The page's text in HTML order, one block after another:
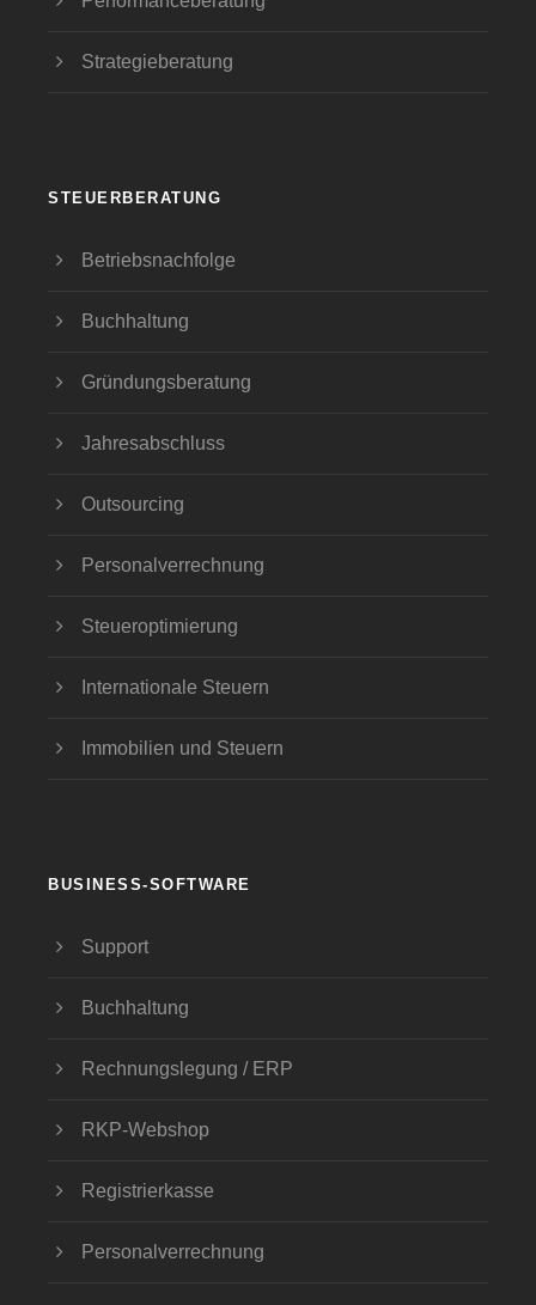
Strategieberatung
STEUERBERATUNG
Betriebsnachfolge
Buchhaltung
Gründungsberatung
Jahresabschluss
Outsourcing
Personalverrechnung
Steueroptimierung
Internationale Steuern
Immobilien und Steuern
BUSINESS-SOFTWARE
Support
Buchhaltung
Rechnungslegung / ERP
RKP-Webshop
Registrierkasse
Personalverrechnung